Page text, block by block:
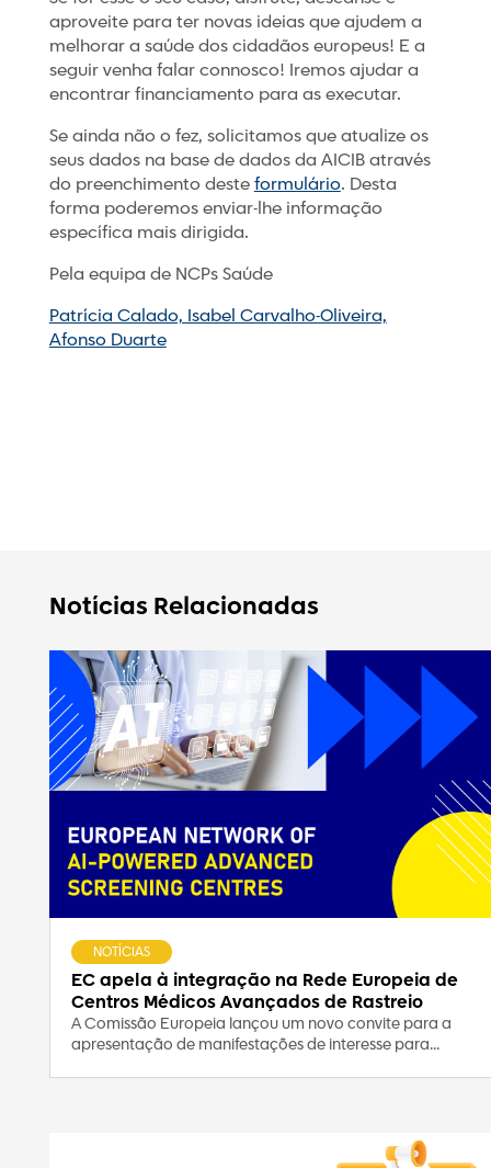
aproveite para ter novas ideias que ajudem a
melhorar a saúde dos cidadãos europeus! E a
seguir venha falar connosco! Iremos ajudar a
encontrar financiamento para as executar.
Se ainda não o fez, solicitamos que atualize os
seus dados na base de dados da AICIB através
do preenchimento desteformulário. Desta
forma poderemos enviar-lhe informação
específica mais dirigida.
Pela equipa de NCPs Saúde
Patrícia Calado, Isabel Carvalho-Oliveira,
Afonso Duarte
Notícias Relacionadas
EC apela à integração na Rede Europeia de
Centros Médicos Avançados de Rastreio
NOTÍCIAS
A Comissão Europeia lançou um novo convite para a
apresentação de manifestações de interesse para...